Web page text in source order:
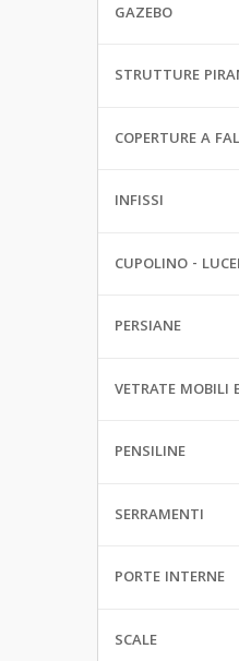
GAZEBO
STRUTTURE
COPERTURE A
INFISSI
PERSIANE
VETRATE MOBILI
PENSILINE
SERRAMENTI
PORTE INTERNE
SCALE